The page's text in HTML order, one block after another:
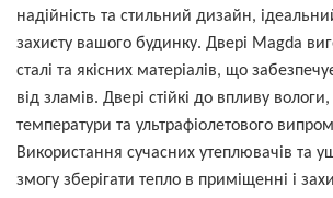
надійність та стильний дизайн,
захисту вашого будинку. Двері Magda
сталі та якісних матеріалів, що
від зламів. Двері стійкі до впливу
температури та ультрафіолетового
Використання сучасних утеплювачів та
змогу зберігати тепло в приміщенні і